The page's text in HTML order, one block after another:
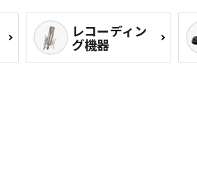
レコーディン
グ機器